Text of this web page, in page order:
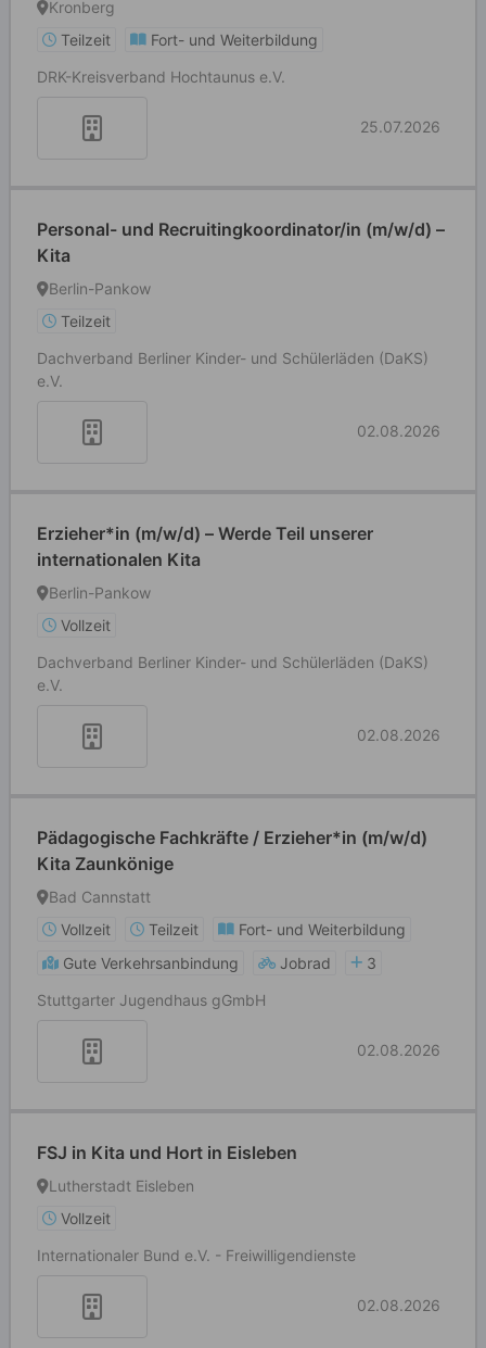
Kronberg
Teilzeit
Fort- und Weiterbildung
DRK-Kreisverband Hochtaunus e.V.
25.07.2026
Personal- und Recruitingkoordinator/in (m/w/d) –
Kita
Berlin-Pankow
Teilzeit
Dachverband Berliner Kinder- und Schülerläden (DaKS)
e.V.
02.08.2026
Erzieher*in (m/w/d) – Werde Teil unserer
internationalen Kita
Berlin-Pankow
Vollzeit
Dachverband Berliner Kinder- und Schülerläden (DaKS)
e.V.
02.08.2026
Pädagogische Fachkräfte / Erzieher*in (m/w/d)
Kita Zaunkönige
Bad Cannstatt
Vollzeit
Teilzeit
Fort- und Weiterbildung
Gute Verkehrsanbindung
Jobrad
3
Stuttgarter Jugendhaus gGmbH
02.08.2026
FSJ in Kita und Hort in Eisleben
Lutherstadt Eisleben
Vollzeit
Internationaler Bund e.V. - Freiwilligendienste
02.08.2026